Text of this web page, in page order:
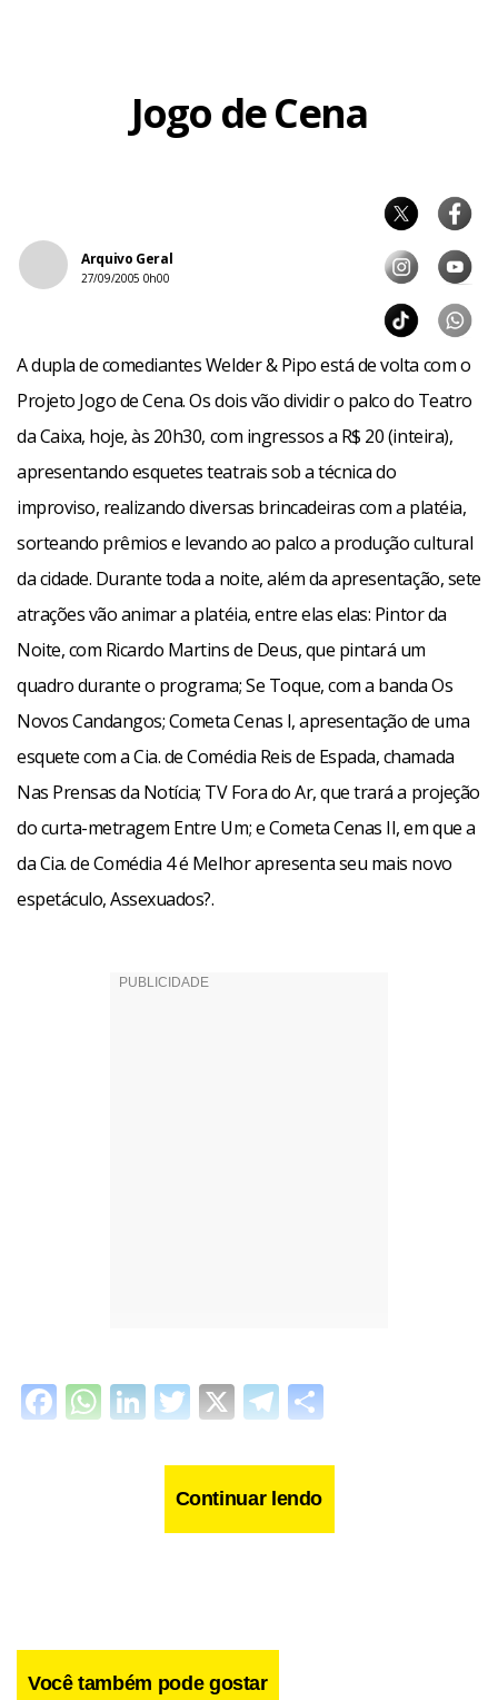
Jogo de Cena
Arquivo Geral
27/09/2005 0h00
A dupla de comediantes Welder & Pipo está de volta com o
Projeto Jogo de Cena. Os dois vão dividir o palco do Teatro
da Caixa, hoje, às 20h30, com ingressos a R$ 20 (inteira),
apresentando esquetes teatrais sob a técnica do
improviso, realizando diversas brincadeiras com a platéia,
sorteando prêmios e levando ao palco a produção cultural
da cidade. Durante toda a noite, além da apresentação, sete
atrações vão animar a platéia, entre elas elas: Pintor da
Noite, com Ricardo Martins de Deus, que pintará um
quadro durante o programa; Se Toque, com a banda Os
Novos Candangos; Cometa Cenas I, apresentação de uma
esquete com a Cia. de Comédia Reis de Espada, chamada
Nas Prensas da Notícia; TV Fora do Ar, que trará a projeção
do curta-metragem Entre Um; e Cometa Cenas II, em que a
da Cia. de Comédia 4 é Melhor apresenta seu mais novo
espetáculo, Assexuados?.
Facebook
WhatsApp
LinkedIn
Twitter
X Telegram
Continuar lendo
Você também pode gostar